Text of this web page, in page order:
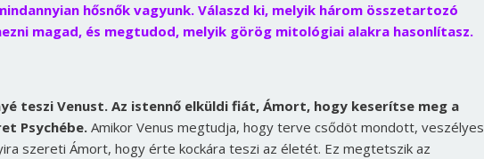
hősnők vagyunk. Válaszd ki, melyik három összetartozó
magad, és megtudod, melyik görög mitológiai alakra hasonlítasz.
teszi Venust. Az istennő elküldi fiát, Ámort, hogy keserítse meg a
Psychébe. Amikor Venus megtudja, hogy terve csődöt mondott, veszélyes
szereti Ámort, hogy érte kockára teszi az életét. Ez megtetszik az